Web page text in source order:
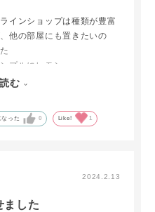
インショップは種類が豊富
他の部屋にも置きたいの
プルにレモン
香りはやっぱり嗅いでみな
む
なった 0 Like! 1
2024.2.13
ました